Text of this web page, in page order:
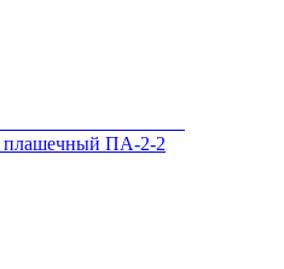
плашечный ПА-2-2